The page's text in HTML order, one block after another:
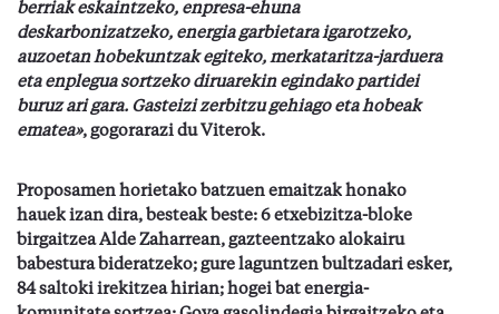
berriak eskaintzeko, enpresa-ehuna
deskarbonizatzeko, energia garbietara igarotzeko,
auzoetan hobekuntzak egiteko, merkataritza-jarduera
eta enplegua sortzeko diruarekin egindako partidei
buruz ari gara. Gasteizi zerbitzu gehiago eta hobeak
ematea», gogorarazi du Viterok.
Proposamen horietako batzuen emaitzak honako
hauek izan dira, besteak beste: 6 etxebizitza-bloke
birgaitzea Alde Zaharrean, gazteentzako alokairu
babestura bideratzeko; gure laguntzen bultzadari esker,
84 saltoki irekitzea hirian; hogei bat energia-